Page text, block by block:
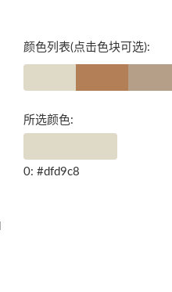
颜色列表(点击色块可选):
所选颜色:
0: #dfd9c8